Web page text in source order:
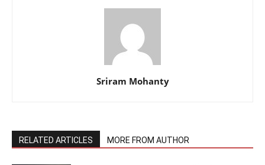
Sriram Mohanty
RELATED ARTICLES MORE FROM AUTHOR